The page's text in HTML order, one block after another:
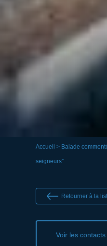
Accueil > Balade
seigneurs”
Retourner à la
Voir les contacts